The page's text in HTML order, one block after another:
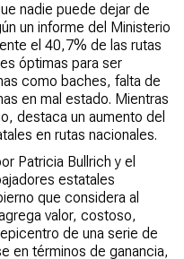
nadie puede dejar de
un informe del Ministerio
el 40,7% de las rutas
óptimas para ser
como baches, falta de
en mal estado. Mientras
destaca un aumento del
en rutas nacionales.
Patricia Bullrich y el
estatales
que considera al
valor, costoso,
de una serie de
en términos de ganancia,